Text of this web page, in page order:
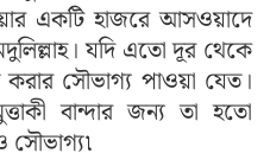
একটি হাজরে আসওয়াদে
যদি এতো দূর থেকে
সৌভাগ্য পাওয়া যেত।
বান্দার জন্য তা হতো
সৌভাগ্য৷